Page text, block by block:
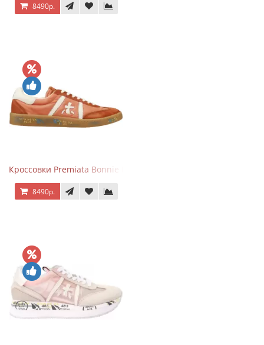
8490р.
Кроссовки Premiata Bonnie Brick Orange
8490р.